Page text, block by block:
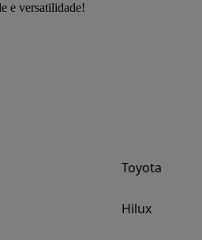
e versatilidade!
Toyota
Hilux